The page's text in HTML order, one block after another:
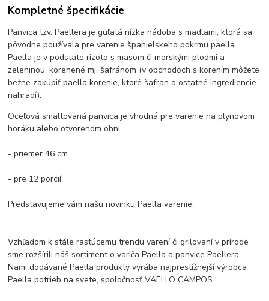
Kompletné špecifikácie
Panvica tzv. Paellera je guľatá nízka nádoba s madlami, ktorá sa
pôvodne používala pre varenie španielskeho pokrmu paella.
Paella je v podstate rizoto s mäsom či morskými plodmi a
zeleninou, korenené mj. šafránom (v obchodoch s korením môžete
bežne zakúpiť paella korenie, ktoré šafran a ostatné ingrediencie
nahradí).
Oceľová smaltovaná panvica je vhodná pre varenie na plynovom
horáku alebo otvorenom ohni.
- priemer 46 cm
- pre 12 porcií
Predstavujeme vám našu novinku Paella varenie.
Vzhľadom k stále rastúcemu trendu varení či grilovaní v prírode
sme rozšírili náš sortiment o variča Paella a panvice Paellera.
Nami dodávané Paella produkty vyrába najprestížnejší výrobca
Paella potrieb na svete, spoločnosť VAELLO CAMPOS.